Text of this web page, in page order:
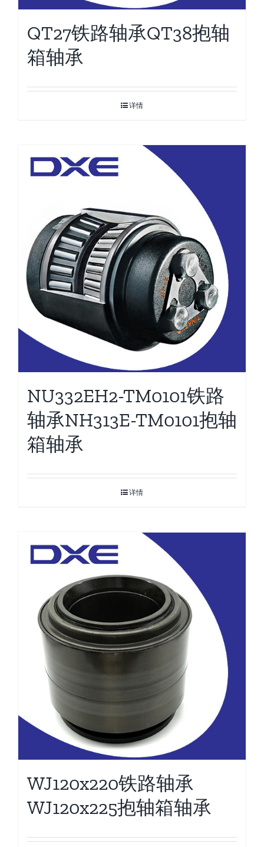
QT27铁路轴承QT38抱轴
箱轴承
详情
NU332EH2-TM0101铁路
轴承NH313E-TM0101抱轴
箱轴承
详情
WJ120x220铁路轴承
WJ120x225抱轴箱轴承